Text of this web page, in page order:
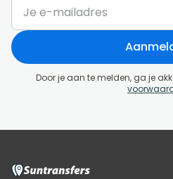
Door je aan te melden, ga je